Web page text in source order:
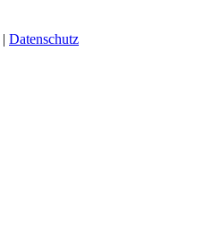
| Datenschutz